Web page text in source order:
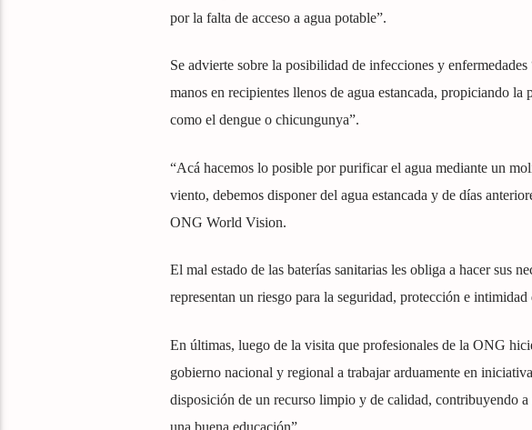
por la falta de acceso a agua potable”.
Se advierte sobre la posibilidad de infecciones y
manos en recipientes llenos de agua estancada, propiciando
como el dengue o chicungunya”.
“Acá hacemos lo posible por purificar el agua mediante un
viento, debemos disponer del agua estancada y de días
ONG World Vision.
El mal estado de las baterías sanitarias les obliga a hacer sus
representan un riesgo para la seguridad, protección e intimidad
En últimas, luego de la visita que profesionales de la ONG
gobierno nacional y regional a trabajar arduamente en
disposición de un recurso limpio y de calidad, contribuyendo
una buena educación”.